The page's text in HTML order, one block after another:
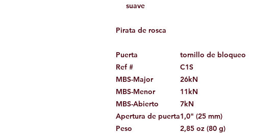
suave
Pirata de rosca
Puerta
tornillo de bloqueo
Ref #
C1S
MBS-Major
26kN
MBS-Menor
11kN
MBS-Abierto
7kN
Apertura de puerta1,0" (25 mm)
Peso
2,85 oz (80 g)